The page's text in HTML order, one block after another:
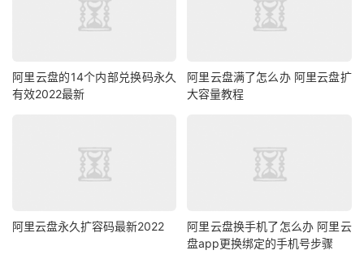
阿里云盘的14个内部兑换码永久
有效2022最新
阿里云盘满了怎么办 阿里云盘扩
大容量教程
阿里云盘永久扩容码最新2022
阿里云盘换手机了怎么办 阿里云
盘app更换绑定的手机号步骤